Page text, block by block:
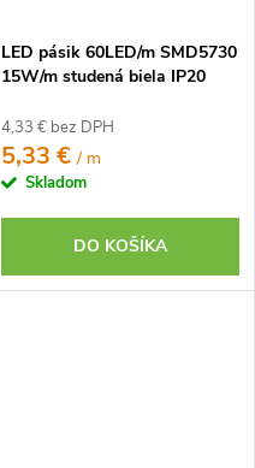
LED pásik 60LED/m SMD5730
15W/m studená biela IP20
4,33 € bez DPH
5,33 €/ m
Skladom
DO KOŠÍKA